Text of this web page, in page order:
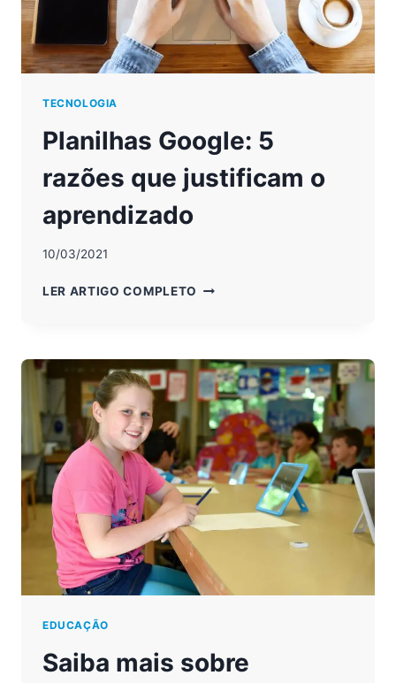
TECNOLOGIA
Planilhas Google: 5
razões que justificam o
aprendizado
10/03/2021
LER ARTIGO COMPLETO PLANILHAS
QUE
JUSTIFICAM
O
APRENDIZADO
EDUCAÇÃO
Saiba mais sobre